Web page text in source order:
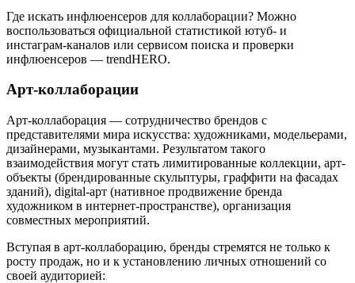
Где искать инфлюенсеров для коллаборации? Можно
воспользоваться официальной статистикой ютуб- и
инстаграм-каналов или сервисом поиска и проверки
инфлюенсеров — trendHERO.
Арт-коллаборации
Арт-коллаборация — сотрудничество брендов с
представителями мира искусства: художниками, модельерами,
дизайнерами, музыкантами. Результатом такого
взаимодействия могут стать лимитированные коллекции, арт-
объекты (брендированные скульптуры, граффити на фасадах
зданий), digital-арт (нативное продвижение бренда
художником в интернет-пространстве), организация
совместных мероприятий.
Вступая в арт-коллаборацию, бренды стремятся не только к
росту продаж, но и к установлению личных отношений со
своей аудиторией: